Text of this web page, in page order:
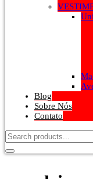
Blog
Sobre Nós
Contato